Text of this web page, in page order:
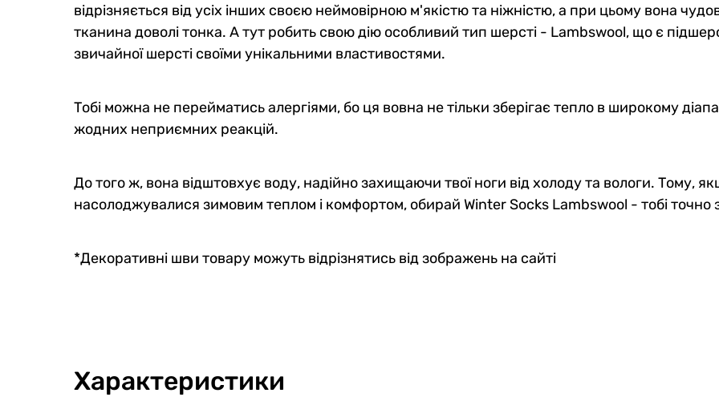
відрізняється від усіх інших своєю неймовірною м'якістю та ніжністю, а при цьому вона
тканина доволі тонка. А тут робить свою дію особливий тип шерсті - Lambswool, що є
звичайної шерсті своїми унікальними властивостями.
Тобі можна не перейматись алергіями, бо ця вовна не тільки зберігає тепло в широкому
жодних неприємних реакцій.
До того ж, вона відштовхує воду, надійно захищаючи твої ноги від холоду та вологи. Тому,
насолоджувалися зимовим теплом і комфортом, обирай Winter Socks Lambswool - тобі точно
*Декоративні шви товару можуть відрізнятись від зображень на сайті
Характеристики